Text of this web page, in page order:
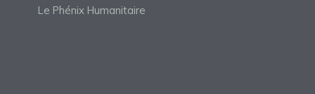
Le Phénix Humanitaire